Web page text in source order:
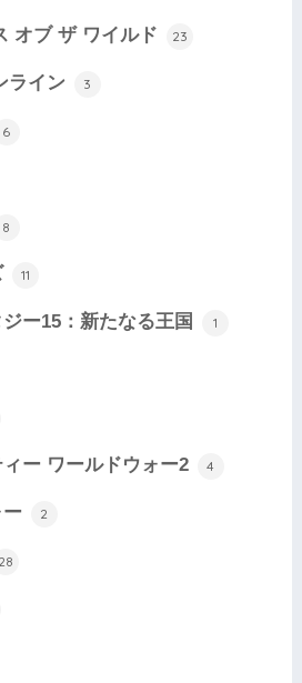
オブ ザ ワイルド 23
ライン 3
6
8
11
ー15：新たなる王国 1
ー ワールドウォー2 4
2
28